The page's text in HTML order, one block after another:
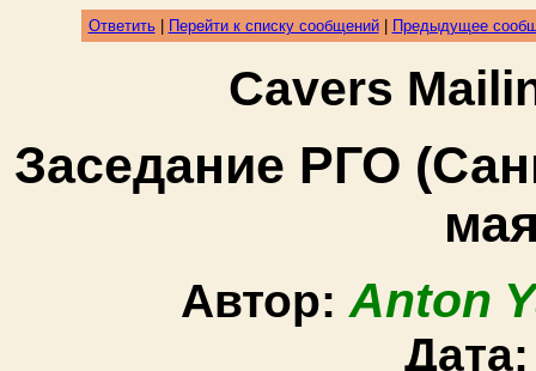
Ответить| Перейти к списку сообщений| Предыдущее
Cavers
Заседание РГО
Автор: Anton